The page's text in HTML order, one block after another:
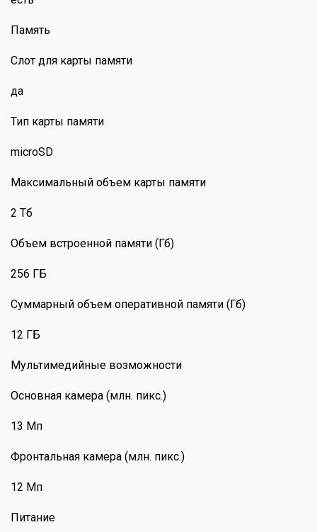
Память
Слот для карты памяти
да
Тип карты памяти
microSD
Максимальный объем карты памяти
2 Тб
Объем встроенной памяти (Гб)
256 ГБ
Суммарный объем оперативной памяти (Гб)
12 ГБ
Мультимедийные возможности
Основная камера (млн. пикс.)
13 Мп
Фронтальная камера (млн. пикс.)
12 Мп
Питание